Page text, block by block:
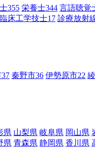
355 栄養士344 言語聴覚
臨床工学技士17 診療放射
37 秦野市36 伊勢原市22
県 山梨県 岐阜県 岡山県
県 青森県 静岡県 香川県